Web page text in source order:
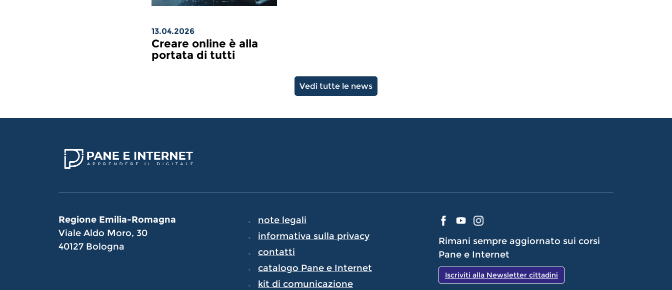
13.04.2026
Creare online è alla
portata di tutti
Vedi tutte le news
Regione Emilia-Romagna
Viale Aldo Moro, 30
40127 Bologna
note legali
informativa sulla privacy
contatti
catalogo Pane e Internet
kit di comunicazione
Rimani sempre aggiornato sui corsi
Pane e Internet
Iscriviti alla Newsletter cittadini